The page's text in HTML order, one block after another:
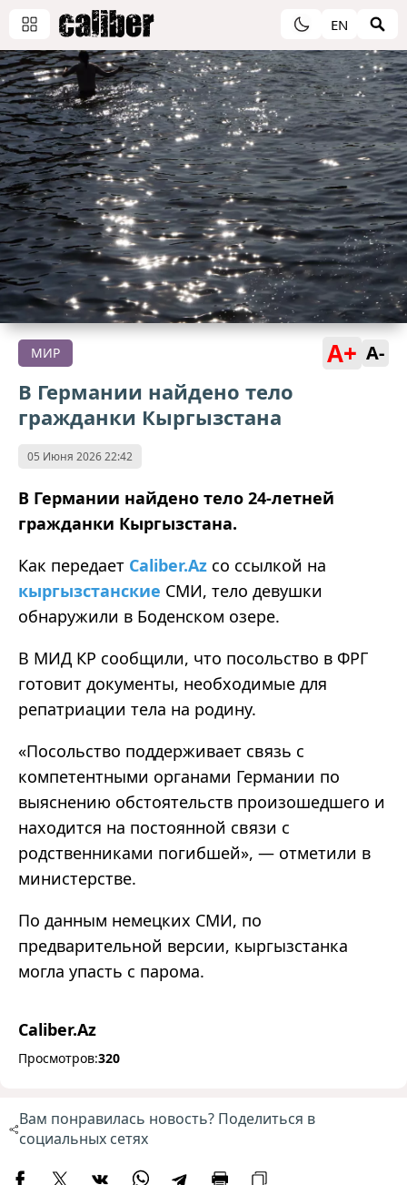
EN
МИР A+ A-
В Германии найдено тело
гражданки Кыргызстана
05 Июня 2026 22:42
В Германии найдено тело 24-летней
гражданки Кыргызстана.
Как передает Caliber.Az со ссылкой на
кыргызстанские СМИ, тело девушки
обнаружили в Боденском озере.
В МИД КР сообщили, что посольство в ФРГ
готовит документы, необходимые для
репатриации тела на родину.
«Посольство поддерживает связь с
компетентными органами Германии по
выяснению обстоятельств произошедшего и
находится на постоянной связи с
родственниками погибшей», — отметили в
министерстве.
По данным немецких СМИ, по
предварительной версии, кыргызстанка
могла упасть с парома.
Caliber.Az
Просмотров:320
Вам понравилась новость? Поделиться в
социальных сетях